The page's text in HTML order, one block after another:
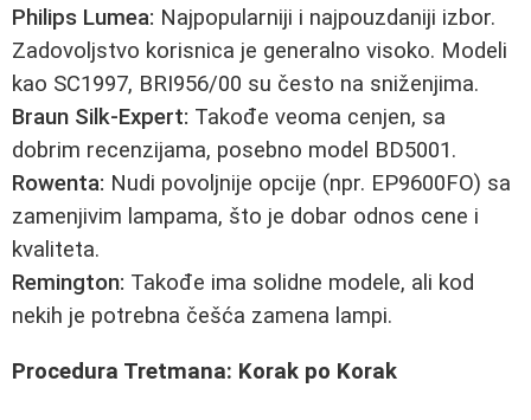
Philips Lumea: Najpopularniji i najpouzdaniji izbor.
Zadovoljstvo korisnica je generalno visoko. Modeli
kao SC1997, BRI956/00 su često na sniženjima.
Braun Silk-Expert: Takođe veoma cenjen, sa
dobrim recenzijama, posebno model BD5001.
Rowenta: Nudi povoljnije opcije (npr. EP9600FO) sa
zamenjivim lampama, što je dobar odnos cene i
kvaliteta.
Remington: Takođe ima solidne modele, ali kod
nekih je potrebna češća zamena lampi.
Procedura Tretmana: Korak po Korak